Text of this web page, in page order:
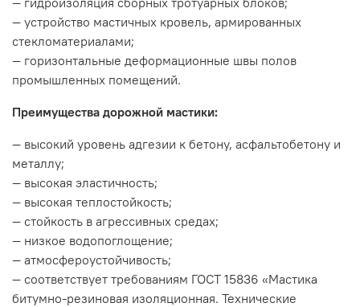
— устройство мастичных кровель, армированных
стекломатериалами;
— горизонтальные деформационные швы полов
промышленных помещений.
Преимущества дорожной мастики:
— высокий уровень адгезии к бетону, асфальтобетону и
металлу;
— высокая эластичность;
— высокая теплостойкость;
— стойкость в агрессивных средах;
— низкое водопоглощение;
— атмосфероустойчивость;
— соответствует требованиям ГОСТ 15836 «Мастика
битумно-резиновая изоляционная. Технические